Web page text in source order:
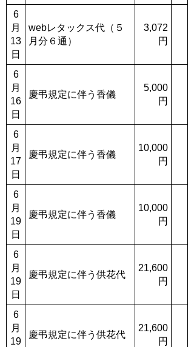
6
月
13
日
webレタックス代（５
月分６通）
3,072
円
6
月
16
日
慶弔規定に伴う香儀
5,000
円
6
月
17
日
慶弔規定に伴う香儀
10,000
円
6
月
19
日
慶弔規定に伴う香儀
10,000
円
6
月
19
日
慶弔規定に伴う供花代
21,600
円
6
月
19
慶弔規定に伴う供花代
21,600
円